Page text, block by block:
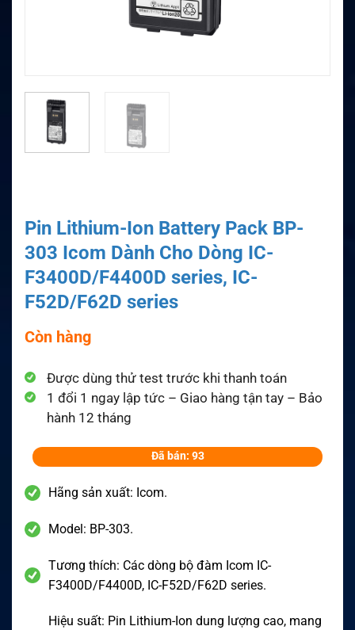
Pin Lithium-Ion Battery Pack BP-
303 Icom Dành Cho Dòng IC-
F3400D/F4400D series, IC-
F52D/F62D series
Còn hàng
Được dùng thử test trước khi thanh toán
1 đổi 1 ngay lập tức – Giao hàng tận tay – Bảo
hành 12 tháng
Đã bán: 93
Hãng sản xuất: Icom.
Model: BP-303.
Tương thích: Các dòng bộ đàm Icom IC-
F3400D/F4400D, IC-F52D/F62D series.
Hiệu suất: Pin Lithium-Ion dung lượng cao, mang